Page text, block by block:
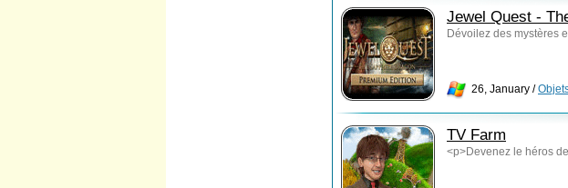
Jewel Quest -
Dévoilez des mystères
26, January /
TV Farm
<p>Devenez le héros